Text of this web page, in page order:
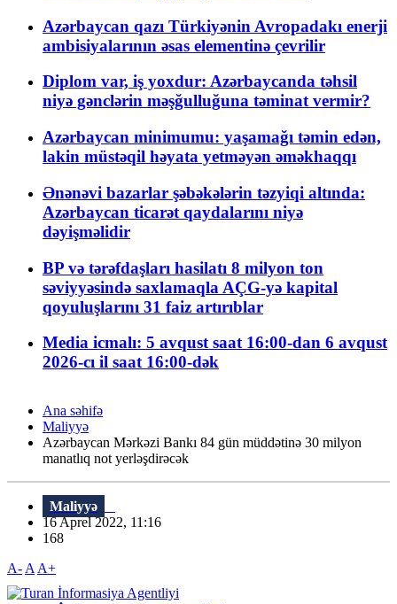
Azərbaycan qazı Türkiyənin Avropadakı enerji
ambisiyalarının əsas elementinə çevrilir
Diplom var, iş yoxdur: Azərbaycanda təhsil
niyə gənclərin məşğulluğuna təminat vermir?
Azərbaycan minimumu: yaşamağı təmin edən,
lakin müstəqil həyata yetməyən əməkhaqqı
Ənənəvi bazarlar şəbəkələrin təzyiqi altında:
Azərbaycan ticarət qaydalarını niyə
dəyişməlidir
BP və tərəfdaşları hasilatı 8 milyon ton
səviyyəsində saxlamaqla AÇG-yə kapital
qoyuluşlarını 31 faiz artırıblar
Media icmalı: 5 avqust saat 16:00-dan 6 avqust
2026-cı il saat 16:00-dək
Ana səhifə
Maliyyə
Azərbaycan Mərkəzi Bankı 84 gün müddətinə 30 milyon
manatlıq not yerləşdirəcək
Maliyyə
16 Aprel 2022, 11:16
168
A- A A+